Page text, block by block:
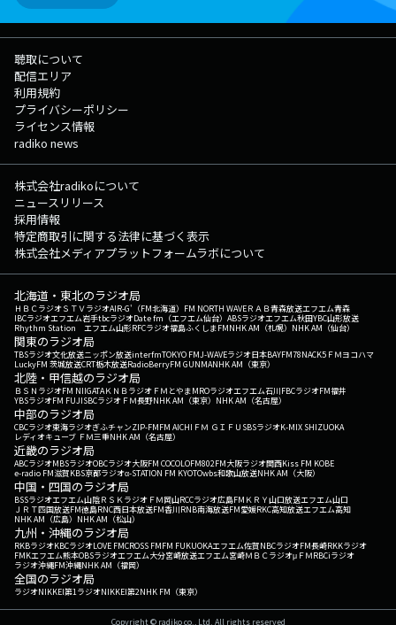
聴取について
配信エリア
利用規約
プライバシーポリシー
ライセンス情報
radiko news
株式会社radikoについて
ニュースリリース
採用情報
特定商取引に関する法律に基づく表示
株式会社メディアプラットフォームラボについて
北海道・東北のラジオ局
ＨＢＣラジオＳＴＶラジオAIR-G'（FM北海道） FM NORTH WAVEＲＡＢ青森放送エフエム青森
IBCラジオエフエム岩手tbcラジオDate fm（エフエム仙台） ABSラジオエフエム秋田YBC山形放送
Rhythm Station エフエム山形RFCラジオ福島ふくしまFMNHK AM（札幌） NHK AM（仙台）
関東のラジオ局
TBSラジオ文化放送ニッポン放送interfmTOKYO FMJ-WAVEラジオ日本BAYFM78NACK5 ＦＭヨコハマ
LuckyFM 茨城放送CRT栃木放送RadioBerryFM GUNMANHK AM（東京）
北陸・甲信越のラジオ局
ＢＳＮラジオFM NIIGATAＫＮＢラジオ ＦＭとやまMROラジオエフエム石川FBCラジオFM福井
YBSラジオFM FUJISBCラジオ ＦＭ長野NHK AM（東京） NHK AM（名古屋）
中部のラジオ局
CBCラジオ東海ラジオぎふチャンZIP-FMFM AICHI ＦＭ ＧＩＦＵ SBSラジオK-MIX SHIZUOKA
レディオキューブ ＦＭ三重NHK AM（名古屋）
近畿のラジオ局
ABCラジオMBSラジオOBCラジオ大阪FM COCOLOFM802FM大阪ラジオ関西Kiss FM KOBE
e-radio FM滋賀KBS京都ラジオα-STATION FM KYOTOwbs和歌山放送NHK AM（大阪）
中国・四国のラジオ局
BSSラジオエフエム山陰ＲＳＫラジオ ＦＭ岡山RCCラジオ広島FM ＫＲＹ山口放送エフエム山口
ＪＲＴ四国放送FM徳島RNC西日本放送FM香川RNB南海放送FM愛媛RKC高知放送エフエム高知
NHK AM（広島） NHK AM（松山）
九州・沖縄のラジオ局
RKBラジオKBCラジオLOVE FMCROSS FMFM FUKUOKAエフエム佐賀NBCラジオFM長崎RKKラジオ
FMKエフエム熊本OBSラジオエフエム大分宮崎放送エフエム宮崎ＭＢＣラジオμＦＭRBCiラジオ
ラジオ沖縄FM沖縄NHK AM（福岡）
全国のラジオ局
ラジオNIKKEI第1ラジオNIKKEI第2NHK FM（東京）
Copyright © radiko co., Ltd. All rights reserved